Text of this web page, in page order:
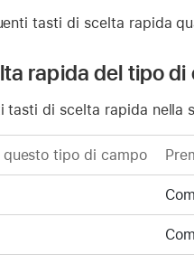
tasti di scelta rapida
rapida del tipo di
tasti di scelta rapida nella
questo tipo di campo